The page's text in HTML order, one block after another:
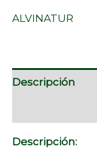
ALVINATUR
Descripción
Descripción: